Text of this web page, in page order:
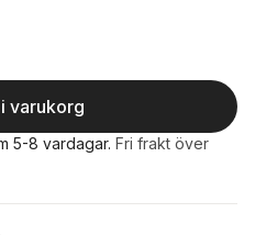
varukorg
5-8 vardagar. Fri frakt över